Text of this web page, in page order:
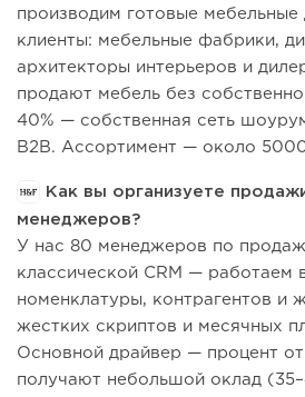
производим готовые мебельные
клиенты: мебельные фабрики,
архитекторы интерьеров и
продают мебель без
40% — собственная сеть
B2B. Ассортимент — около
Как вы организуете
менеджеров?
У нас 80 менеджеров по
классической CRM — работаем
номенклатуры, контрагентов и
жестких скриптов и месячных
Основной драйвер — процент
получают небольшой оклад